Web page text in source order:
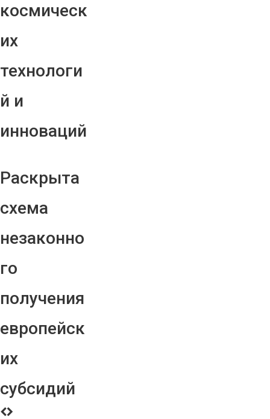
космическ
их
технологи
й и
инноваций
Раскрыта
схема
незаконно
го
получения
европейск
их
субсидий